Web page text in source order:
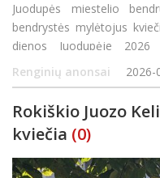
Juodupės miestelio
bendrystės mylėtojus
dienos Juodupėje 2026
organizuojama turtinga
šeimoms, bet ir pažintines
Renginių anonsai 2026-
Rokiškio Juozo
kviečia (0)